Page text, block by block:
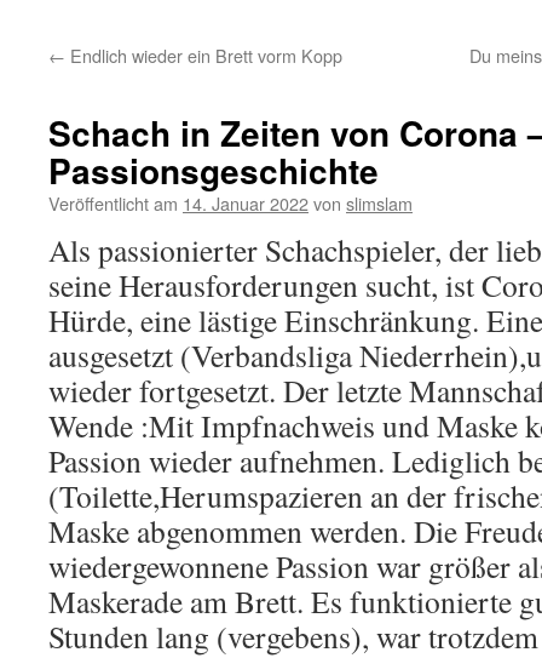
← Endlich wieder ein Brett vorm Kopp Du
Schach in Zeiten von Corona
Passionsgeschichte
Veröffentlicht am 14. Januar 2022von slimslam
Als passionierter Schachspieler, der
seine Herausforderungen sucht, ist
Hürde, eine lästige Einschränkung.
ausgesetzt (Verbandsliga
wieder fortgesetzt. Der letzte
Wende :Mit Impfnachweis und Maske
Passion wieder aufnehmen. Lediglich
(Toilette,Herumspazieren an der
Maske abgenommen werden. Die
wiedergewonnene Passion war größer
Maskerade am Brett. Es funktionierte
Stunden lang (vergebens), war